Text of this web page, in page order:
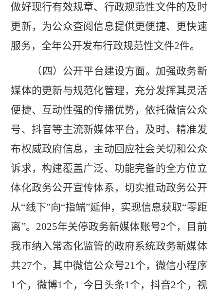
做好现行有效规章、行政规范性文件的及时
更新，为公众查阅信息提供更便捷、更快速
服务，全年公开发布行政规范性文件2件。
（四）公开平台建设方面。 加强政务新
媒体的更新与规范化管理，充分发挥其灵活
便捷、互动性强的传播优势，依托微信公众
号、抖音等主流新媒体平台，及时、精准发
布权威政府信息，主动回应社会关切和公众
诉求，构建覆盖广泛、功能完备的全方位立
体化政务公开宣传体系，切实推动政务公开
从“线下”向“指端”延伸，实现信息获取“零距
离”。 2025年关停政务新媒体账号2个，目前
我市纳入常态化监管的政府系统政务新媒体
共27个，其中微信公众号21 个，微信小程序
1 个，微博1 个，今日头条1 个，抖音2个，视